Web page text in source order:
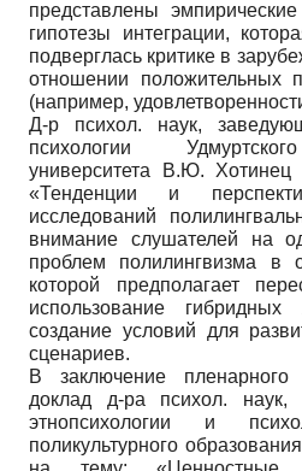
представлены
гипотезы интеграции,
подверглась критике в
отношении положительных
(например,
Д-р психол. наук,
психологии
университета В.Ю.
«Тенденции и
исследований
внимание слушателей на
проблем полилингвизма в
которой предполагает
использование
создание условий для
сценариев.
В заключение пленарного
доклад д-ра психол.
этнопсихологии и
поликультурного